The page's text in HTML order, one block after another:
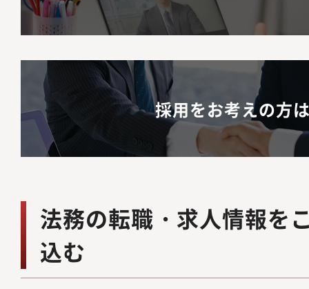
採用をお考えの方
法務の転職・求人情報を
込む